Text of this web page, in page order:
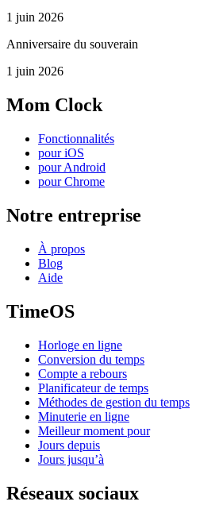
1 juin 2026
Anniversaire du souverain
1 juin 2026
Mom Clock
Fonctionnalités
pour iOS
pour Android
pour Chrome
Notre entreprise
À propos
Blog
Aide
TimeOS
Horloge en ligne
Conversion du temps
Compte a rebours
Planificateur de temps
Méthodes de gestion du temps
Minuterie en ligne
Meilleur moment pour
Jours depuis
Jours jusqu’à
Réseaux sociaux